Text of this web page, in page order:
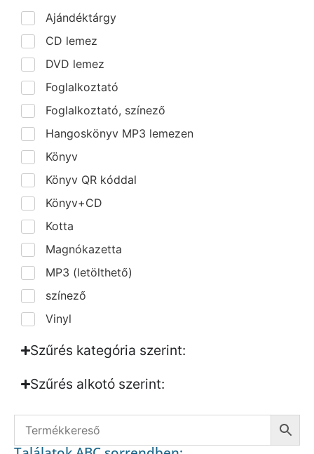
Ajándéktárgy
CD lemez
DVD lemez
Foglalkoztató
Foglalkoztató, színező
Hangoskönyv MP3 lemezen
Könyv
Könyv QR kóddal
Könyv+CD
Kotta
Magnókazetta
MP3 (letölthető)
színező
Vinyl
Szűrés kategória szerint:
Szűrés alkotó szerint:​